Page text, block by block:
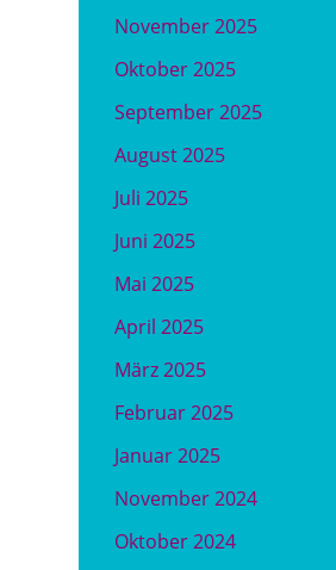
November 2025
Oktober 2025
September 2025
August 2025
Juli 2025
Juni 2025
Mai 2025
April 2025
März 2025
Februar 2025
Januar 2025
November 2024
Oktober 2024